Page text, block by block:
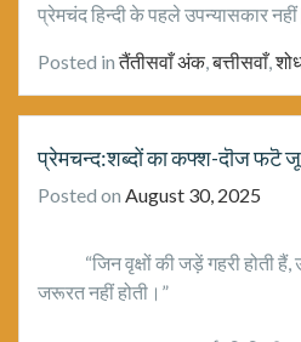
प्रेमचंद हिन्दी के पहले उपन्यासकार
Posted inतैंतीसवाँ अंक,बत्तीसवाँ,
प्रेमचन्द:शब्दों का कफ्श-दॊज‌‌ फटॆ
Posted on August 30, 2025
“जिन वृक्षों की जड़ें गहरी होती हैं,
जरूरत नहीं होती।”